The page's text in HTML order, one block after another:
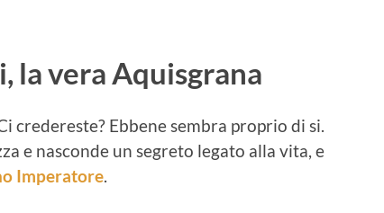
la vera Aquisgrana
credereste? Ebbene sembra proprio di si.
e nasconde un segreto legato alla vita, e
Imperatore.